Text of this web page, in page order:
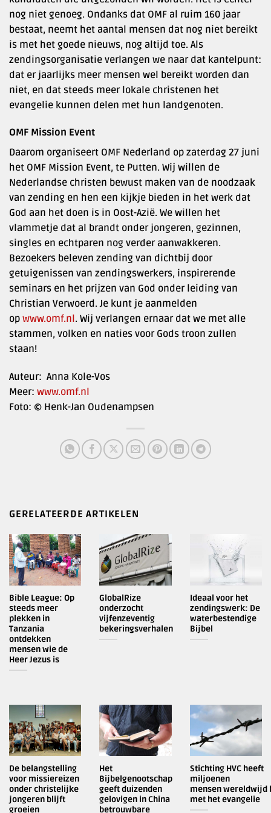
nog niet genoeg. Ondanks dat OMF al ruim 160 jaar
bestaat, neemt het aantal mensen dat nog niet bereikt
is met het goede nieuws, nog altijd toe. Als
zendingsorganisatie verlangen we naar dat kantelpunt:
dat er jaarlijks meer mensen wel bereikt worden dan
niet, en dat steeds meer lokale christenen het
evangelie kunnen delen met hun landgenoten.
OMF Mission Event
Daarom organiseert OMF Nederland op zaterdag 27 juni
het OMF Mission Event, te Putten. Wij willen de
Nederlandse christen bewust maken van de noodzaak
van zending en hen een kijkje bieden in het werk dat
God aan het doen is in Oost-Azië. We willen het
vlammetje dat al brandt onder jongeren, gezinnen,
singles en echtparen nog verder aanwakkeren.
Bezoekers beleven zending van dichtbij door
getuigenissen van zendingswerkers, inspirerende
seminars en het prijzen van God onder leiding van
Christian Verwoerd. Je kunt je aanmelden
op www.omf.nl. Wij verlangen ernaar dat we met alle
stammen, volken en naties voor Gods troon zullen
staan!
Auteur: Anna Kole-Vos
Meer: www.omf.nl
Foto: © Henk-Jan Oudenampsen
GERELATEERDE ARTIKELEN
Bible League: Op
steeds meer
plekken in
Tanzania
ontdekken
mensen wie de
Heer Jezus is
GlobalRize
onderzocht
vijfenzeventig
bekeringsverhalen
Ideaal voor het
zendingswerk: De
waterbestendige
Bijbel
De belangstelling
voor missiereizen
onder christelijke
jongeren blijft
groeien
Het
Bijbelgenootschap
geeft duizenden
gelovigen in China
betrouwbare
Stichting HVC heeft
miljoenen
mensen wereldwijd
met het evangelie